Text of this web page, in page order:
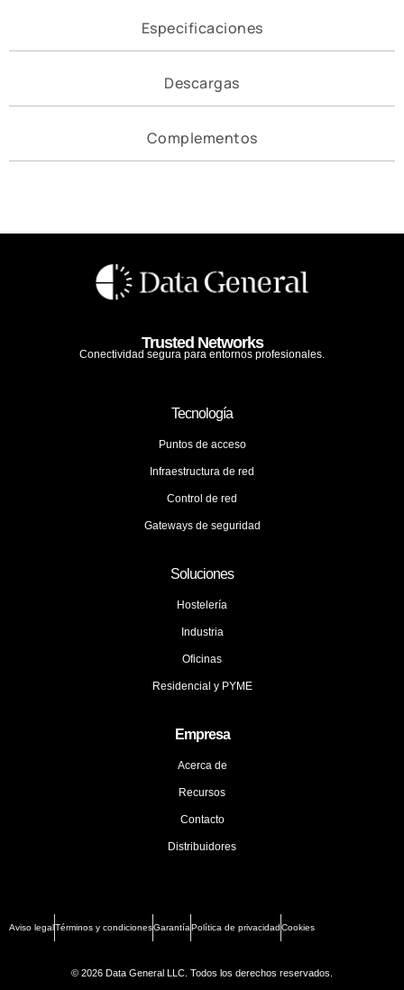
Especificaciones
Descargas
Complementos
Trusted Networks
Conectividad segura para entornos profesionales.
Tecnología
Puntos de acceso
Infraestructura de red
Control de red
Gateways de seguridad
Soluciones
Hostelería
Industria
Oficinas
Residencial y PYME
Empresa
Acerca de
Recursos
Contacto
Distribuidores
Aviso legalTérminos y condicionesGarantíaPolítica de privacidadCookies
© 2026 Data General LLC. Todos los derechos reservados.